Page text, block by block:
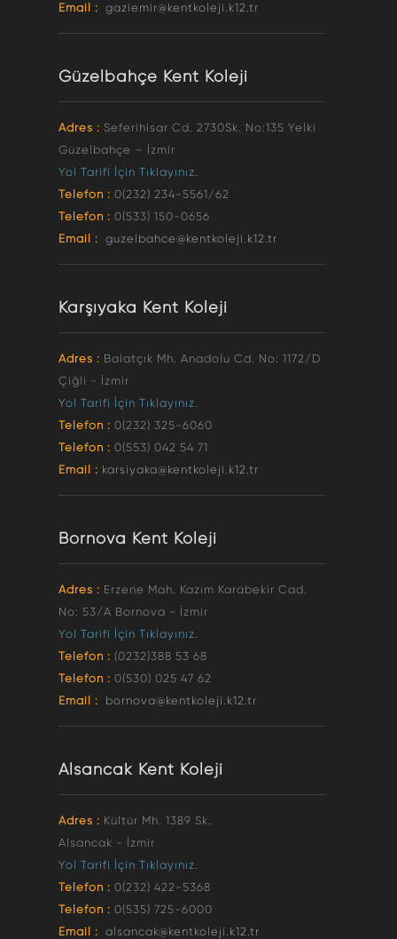
Email : gaziemir@kentkoleji.k12.tr
Güzelbahçe Kent Koleji
Adres : Seferihisar Cd. 2730Sk. No:135 Yelki
Güzelbahçe – İzmir
Yol Tarifi İçin Tıklayınız.
Telefon : 0(232) 234-5561/62
Telefon : 0(533) 150-0656
Email : guzelbahce@kentkoleji.k12.tr
Karşıyaka Kent Koleji
Adres : Balatçık Mh. Anadolu Cd. No: 1172/D
Çiğli - İzmir
Yol Tarifi İçin Tıklayınız.
Telefon : 0(232) 325-6060
Telefon : 0(553) 042 54 71
Email : karsiyaka@kentkoleji.k12.tr
Bornova Kent Koleji
Adres : Erzene Mah. Kazım Karabekir Cad.
No: 53/A Bornova - İzmir
Yol Tarifi İçin Tıklayınız.
Telefon : (0232)388 53 68
Telefon : 0(530) 025 47 62
Email :
bornova@kentkoleji.k12.tr
Alsancak Kent Koleji
Adres : Kültür Mh. 1389 Sk.
Alsancak - İzmir
Yol Tarifi İçin Tıklayınız.
Telefon : 0(232) 422-5368
Telefon : 0(535) 725-6000
Email : alsancak@kentkoleji.k12.tr